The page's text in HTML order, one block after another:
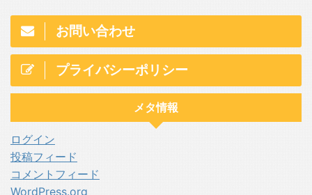
お問い合わせ
プライバシーポリシー
メタ情報
ログイン
投稿フィード
コメントフィード
WordPress.org